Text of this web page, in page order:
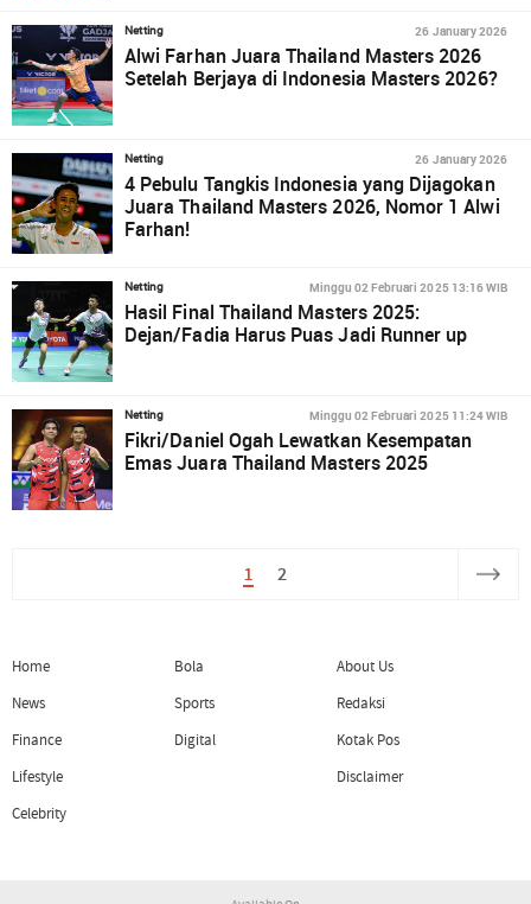
Netting 26 January 2026
Alwi Farhan Juara Thailand Masters 2026
Setelah Berjaya di Indonesia Masters 2026?
Netting 26 January 2026
4 Pebulu Tangkis Indonesia yang Dijagokan
Juara Thailand Masters 2026, Nomor 1 Alwi
Farhan!
Netting Minggu 02 Februari 2025 13:16 WIB
Hasil Final Thailand Masters 2025:
Dejan/Fadia Harus Puas Jadi Runner up
Netting Minggu 02 Februari 2025 11:24 WIB
Fikri/Daniel Ogah Lewatkan Kesempatan
Emas Juara Thailand Masters 2025
1 2
Home
News
Finance
Lifestyle
Celebrity
Bola
Sports
Digital
About Us
Redaksi
Kotak Pos
Disclaimer